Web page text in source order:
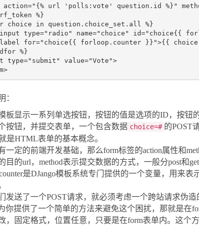
action="{% url 'polls:vote' question.id %}"
%}
choice in question.choice_set.all %}
type="radio" name="choice" id="choice{{
for="choice{{ forloop.counter }}">{{
type="submit" value="Vote">
>
：
板显示一系列单选按钮，按钮的值是选项的ID，按钮
按钮，并提交表单，一个包含数据 choice=# 的POST
是HTML表单的基本概念。
一定的前端开发基础，那么form标签的action属性和
目的url，method表示提交数据的方式，一般分post和get
是DJango模板系统专门提供的一个变量，用来
发送了一个POST请求，就必须考虑一个跨站请求伪
你提供了一个简单的方法来避免这个困扰，那就是在
，固定格式，位置任意，只要是在form表单内。这个